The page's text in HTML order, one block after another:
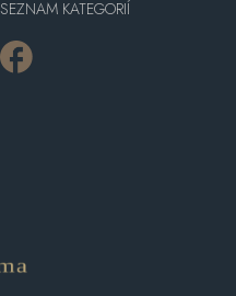
SEZNAM KATEGORIÍ